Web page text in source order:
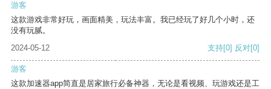
游客
这款游戏非常好玩，画面精美，玩法丰富。我已经玩了好几个小时，还
没有玩腻。
2024-05-12
支持[0] 反对[0]
游客
这款加速器app简直是居家旅行必备神器，无论是看视频、玩游戏还是工